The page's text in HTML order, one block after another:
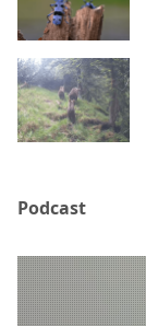
Podcast